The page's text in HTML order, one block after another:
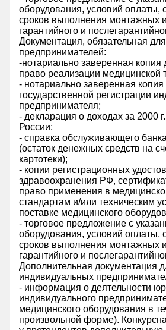
оборудования, условий оплаты,
сроков выполнения монтажных
гарантийного и
Документация, обязательная
предпринимателей:
-нотариально заверенная
право реализации медицинской
- нотариально заверенная копия
государственной регистрации
предпринимателя;
- декларация о доходах за 2000
России;
- справка обслуживающего
(остаток денежных средств на
картотеки);
- копии регистрационных
здравоохранения РФ,
право применения в
стандартам и/или техническим
поставке медицинского
- торговое предложение с
оборудования, условий оплаты,
сроков выполнения монтажных
гарантийного и
Дополнительная документация
индивидуальных
- информация о деятельности
индивидуального
медицинского оборудования в
произвольной форме).